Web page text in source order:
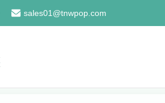
sales01@tnwpop.com